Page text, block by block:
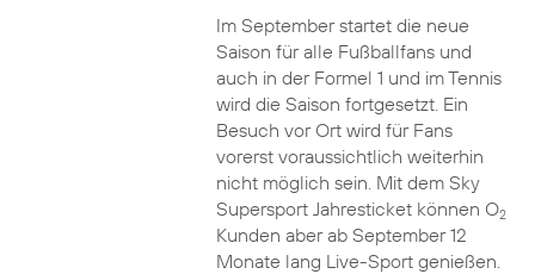
Im September startet die neue
Saison für alle Fußballfans und
auch in der Formel 1 und im Tennis
wird die Saison fortgesetzt. Ein
Besuch vor Ort wird für Fans
vorerst voraussichtlich weiterhin
nicht möglich sein. Mit dem Sky
Supersport Jahresticket können O2
Kunden aber ab September 12
Monate lang Live-Sport genießen.